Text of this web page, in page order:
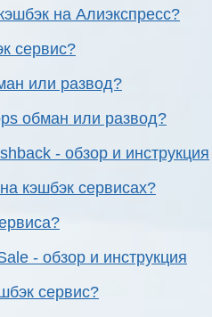
на Алиэкспресс?
сервис?
или развод?
обман или развод?
- обзор и инструкция
кэшбэк сервисах?
- обзор и инструкция
сервис?